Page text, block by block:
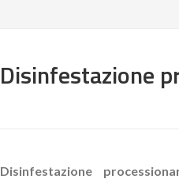
Disinfestazione
Disinfestazione